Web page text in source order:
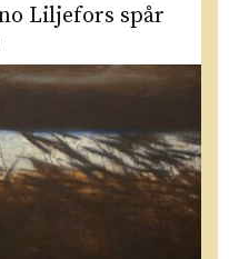
Liljefors spår